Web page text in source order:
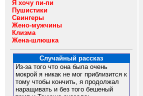
Я хочу пи-пи
Пушистики
Свингеры
Жено-мужчины
Клизма
Жена-шлюшка
Случайный рассказ
Из-за того что она была очень
мокрой я никак не мог приблизится к
тому чтобы кончить, я продолжал
наращивать и без того бешеный